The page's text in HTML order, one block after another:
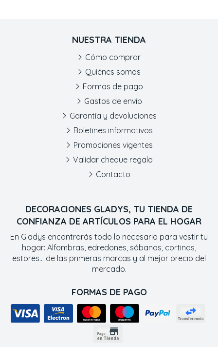
DECORACIONES GLADYS, TU TIENDA DE
CONFIANZA DE ARTÍCULOS PARA EL HOGAR
En Gladys encontrarás todo lo necesario para vestir tu
hogar: Alfombras, edredones, sábanas, cortinas,
estores... de las primeras marcas y al mejor precio del
mercado.
FORMAS DE PAGO
NUESTRA TIENDA
Cómo comprar
Quiénes somos
Formas de pago
Gastos de envío
Garantía y devoluciones
Boletines informativos
Promociones vigentes
Validar cheque regalo
Contacto